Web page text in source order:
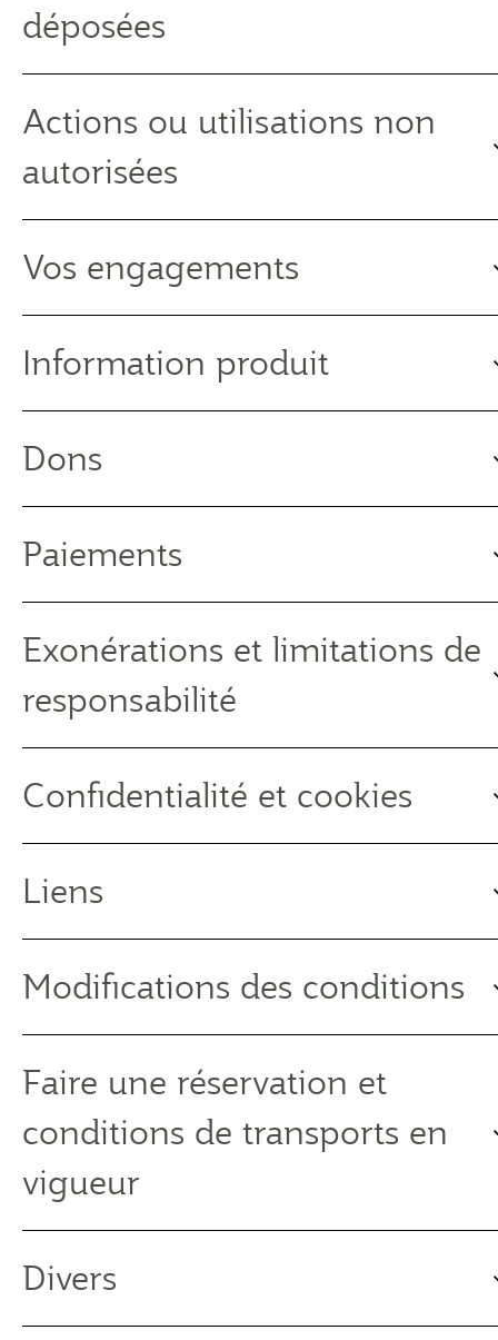
déposées
Actions ou utilisations non
autorisées
Vos engagements
Information produit
Dons
Paiements
Exonérations et limitations de
responsabilité
Confidentialité et cookies
Liens
Modifications des conditions
Faire une réservation et
conditions de transports en
vigueur
Divers